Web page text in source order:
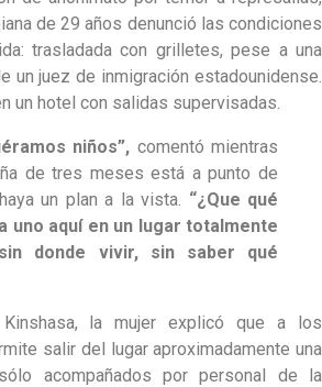
de 29 años denunció las condiciones
trasladada con grilletes, pese a una
un juez de inmigración estadounidense.
un hotel con salidas supervisadas.
niños”, comentó mientras
de tres meses está a punto de
un plan a la vista. “¿Que qué
uno aquí en un lugar totalmente
donde vivir, sin saber qué
la mujer explicó que a los
salir del lugar aproximadamente una
acompañados por personal de la